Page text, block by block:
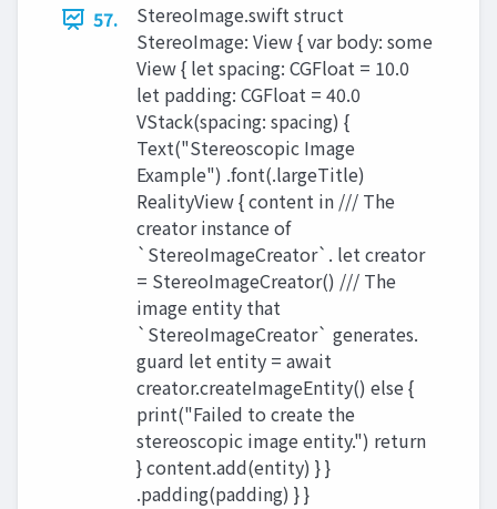
57.
StereoImage.swift struct
StereoImage: View { var body: some
View { let spacing: CGFloat = 10.0
let padding: CGFloat = 40.0
VStack(spacing: spacing) {
Text("Stereoscopic Image
Example") .font(.largeTitle)
RealityView { content in /// The
creator instance of
`StereoImageCreator`. let creator
= StereoImageCreator() /// The
image entity that
`StereoImageCreator` generates.
guard let entity = await
creator.createImageEntity() else {
print("Failed to create the
stereoscopic image entity.") return
} content.add(entity) } }
.padding(padding) } }